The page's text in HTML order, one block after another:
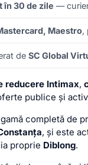
în 30 de zile —
Maestro,
de SC Global
reducere Intimax,
publice și
completă de
, și este
proprie Diblong.